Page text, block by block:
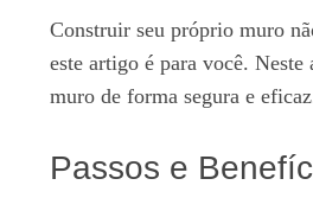
Construir seu próprio muro
este artigo é para você.
muro de forma segura e
Passos e